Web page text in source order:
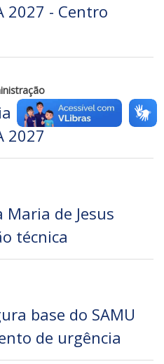
2027 - Centro
Pública para
2027
Maria de Jesus
técnica
base do SAMU
de urgência